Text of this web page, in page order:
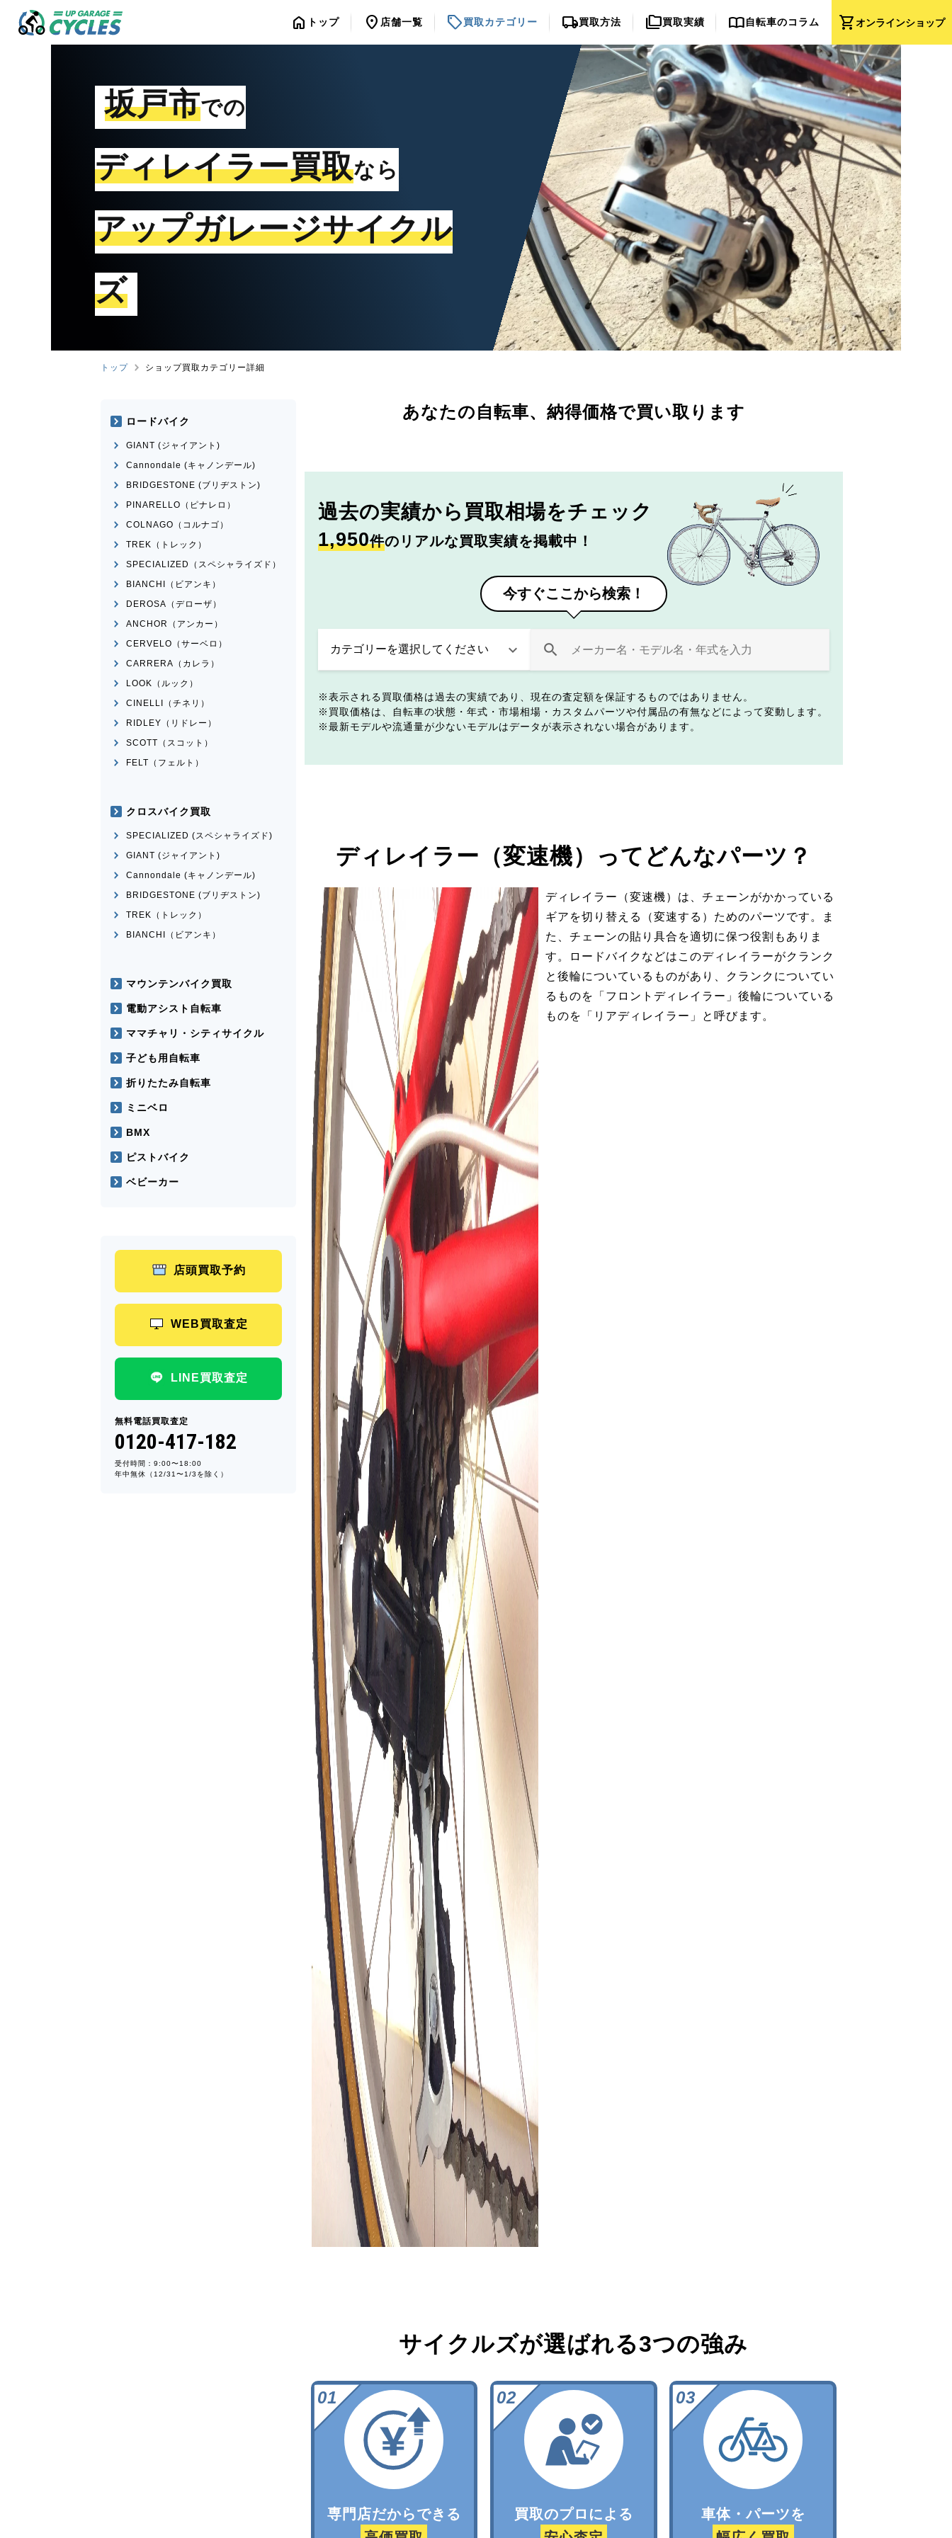
shopping_cartオンラインショップ
home トップ location_on 店舗一覧 sell買取カテゴリー local_shipping買取方法 folder_copy買取実績 import_contacts自転車のコラム
坂戸市での
ディレイラー買取なら
アップガレージサイクル
ズ
トップ ショップ買取カテゴリー詳細
あなたの自転車、 納得価格で買い取ります
過去の実績から 買取相場をチェック
1,950件のリアルな買取実績を掲載中！
今すぐここから検索！
表示される買取価格は過去の実績であり、現在の査定額を保証するものではありません。
買取価格は、自転車の状態・年式・市場相場・カスタムパーツや付属品の有無などによって変動します。
最新モデルや流通量が少ないモデルはデータが表示されない場合があります。
ディレイラー（変速機）ってどんなパーツ？
ディレイラー（変速機）は、チェーンがかかっている
ギアを切り替える（変速する）ためのパーツです。ま
た、チェーンの貼り具合を適切に保つ役割もありま
す。ロードバイクなどはこのディレイラーがクランク
と後輪についているものがあり、クランクについてい
るものを「フロントディレイラー」後輪についている
ものを「リアディレイラー」と呼びます。
サイクルズが選ばれる3つの強み
専門店だからできる
買取のプロによる
車体・パーツを
ロードバイク
GIANT (ジャイアント)
Cannondale (キャノンデール)
BRIDGESTONE (ブリヂストン)
PINARELLO（ピナレロ）
COLNAGO（コルナゴ）
TREK（トレック）
SPECIALIZED（スペシャライズド）
BIANCHI（ビアンキ）
DEROSA（デローザ）
ANCHOR（アンカー）
CERVELO（サーベロ）
CARRERA（カレラ）
LOOK（ルック）
CINELLI（チネリ）
RIDLEY（リドレー）
SCOTT（スコット）
FELT（フェルト）
クロスバイク買取
SPECIALIZED (スペシャライズド)
GIANT (ジャイアント)
Cannondale (キャノンデール)
BRIDGESTONE (ブリヂストン)
TREK（トレック）
BIANCHI（ビアンキ）
マウンテンバイク買取
電動アシスト自転車
ママチャリ・シティサイクル
子ども用自転車
折りたたみ自転車
ミニベロ
BMX
ピストバイク
ベビーカー
店頭買取予約
WEB買取査定
LINE買取査定
無料電話買取査定
0120-417-182
受付時間：9:00〜18:00
年中無休（12/31〜1/3を除く）